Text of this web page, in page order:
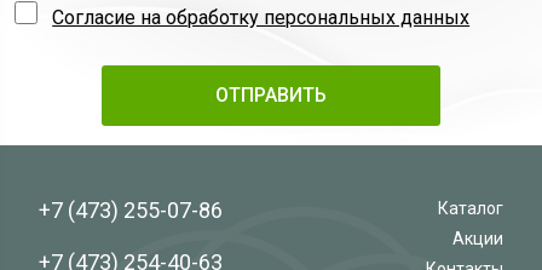
Согласие на обработку персональных данных
+7 (473) 255-07-86
+7 (473) 254-40-63
Каталог
Акции